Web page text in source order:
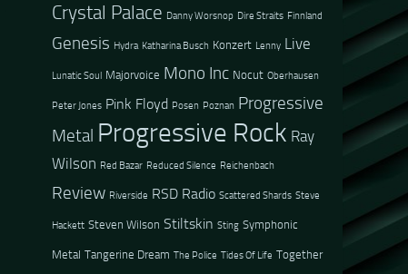
Crystal Palace Danny Worsnop Dire Straits Finnland
Genesis Hydra Katharina Busch Konzert Lenny Live
Lunatic Soul Majorvoice Mono Inc Nocut Oberhausen
Peter Jones Pink Floyd Posen Poznan Progressive
Metal Progressive Rock Ray
Wilson Red Bazar Reduced Silence Reichenbach
Review Riverside RSD Radio Scattered Shards Steve
Hackett Steven Wilson Stiltskin Sting Symphonic
Metal Tangerine Dream The Police Tides Of Life Together